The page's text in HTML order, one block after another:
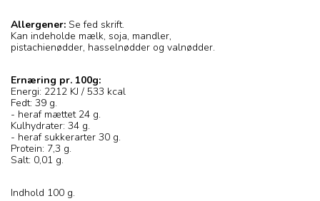
Allergener: Se fed skrift.
Kan indeholde mælk, soja, mandler,
pistachienødder, hasselnødder og valnødder.
Ernæring pr. 100g:
Energi: 2212 KJ / 533 kcal
Fedt: 39 g.
- heraf mættet 24 g.
Kulhydrater: 34 g.
- heraf sukkerarter 30 g.
Protein: 7,3 g.
Salt: 0,01 g.
Indhold 100 g.